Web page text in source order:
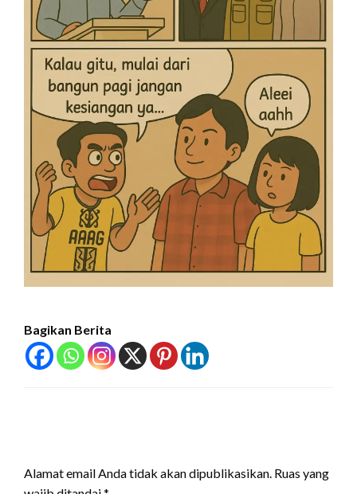
Bagikan Berita
Alamat email Anda tidak akan dipublikasikan. Ruas yang